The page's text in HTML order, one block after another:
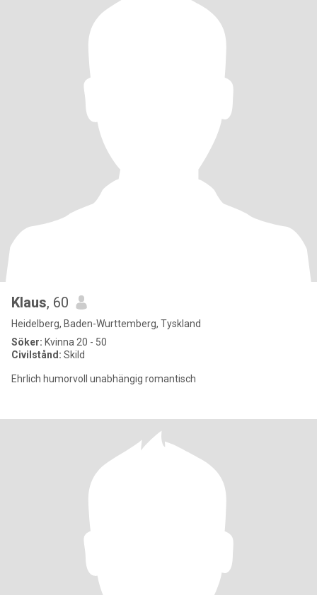
Klaus, 60
Heidelberg, Baden-Wurttemberg, Tyskland
Söker: Kvinna 20 - 50
Civilstånd: Skild
Ehrlich humorvoll unabhängig romantisch